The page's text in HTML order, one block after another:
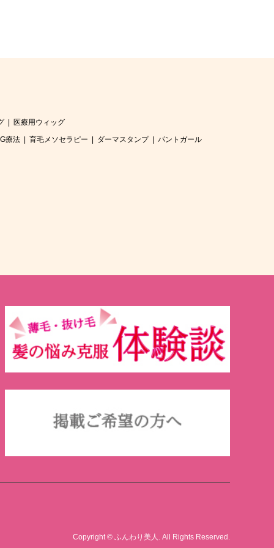
医療用ウィッグ
療法
育毛メソセラピー ダーマスタンプ パントガール
Copyright © ふんわり美人 . All Rights Reserved.